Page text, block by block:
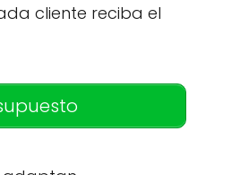
cliente reciba el